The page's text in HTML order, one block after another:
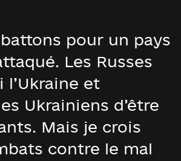
pour un pays
Les Russes
l’Ukraine et
Ukrainiens d’être
Mais je crois
contre le mal